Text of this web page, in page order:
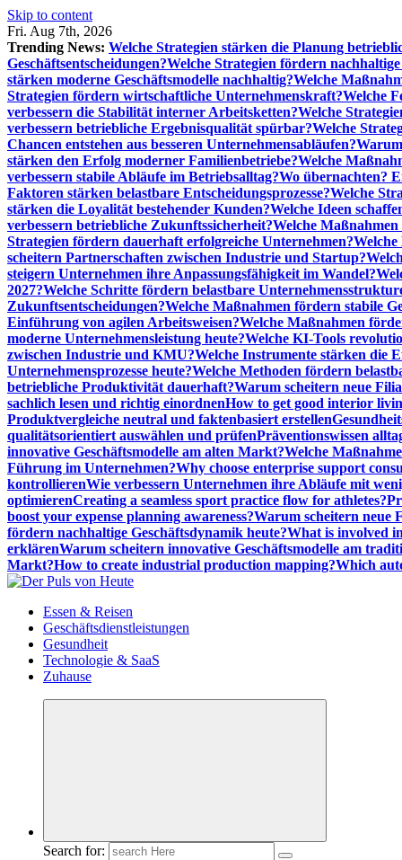
Skip to content
Fri. Aug 7th, 2026
Trending News: Welche Strategien stärken die Planung
Geschäftsentscheidungen?Welche Strategien fördern
stärken moderne Geschäftsmodelle nachhaltig?Welche
Strategien fördern wirtschaftliche Unternehmenskraft?Welche
verbessern die Stabilität interner Arbeitsketten?Welche
verbessern betriebliche Ergebnisqualität spürbar?Welche
Chancen entstehen aus besseren Unternehmensabläufen?
stärken den Erfolg moderner Familienbetriebe?Welche
verbessern stabile Abläufe im Betriebsalltag?Wo übernachten?
Faktoren stärken belastbare Entscheidungsprozesse?Welche
stärken die Loyalität bestehender Kunden?Welche Ideen
verbessern betriebliche Zukunftssicherheit?Welche
Strategien fördern dauerhaft erfolgreiche Unternehmen?
scheitern Partnerschaften zwischen Industrie und Startup?
steigern Unternehmen ihre Anpassungsfähigkeit im Wandel?
2027?Welche Schritte fördern belastbare
Zukunftsentscheidungen?Welche Maßnahmen fördern stabile
Einführung von agilen Arbeitsweisen?Welche Maßnahmen
moderne Unternehmensleistung heute?Welche KI-Tools
zwischen Industrie und KMU?Welche Instrumente stärken die
Unternehmensprozesse heute?Welche Methoden fördern
betriebliche Produktivität dauerhaft?Warum scheitern neue
sachlich lesen und richtig einordnenHow to get good interior
Produktvergleiche neutral und faktenbasiert erstellen
qualitätsorientiert auswählen und prüfenPräventionswissen
innovative Geschäftsmodelle am alten Markt?Welche
Führung im Unternehmen?Why choose enterprise support
kontrollierenWie verbessern Unternehmen ihre Abläufe mit
optimierenCreating a seamless sport practice flow for athletes?
boost your expense planning awareness?Warum scheitern neue
fördern nachhaltige Geschäftsdynamik heute?What is involved
erklärenWarum scheitern innovative Geschäftsmodelle am
Markt?How to create industrial production mapping?Which
Meldungen die Resonanz finden
Essen & Reisen
Geschäftsdienstleistungen
Gesundheit
Technologie & SaaS
Zuhause
Search for: